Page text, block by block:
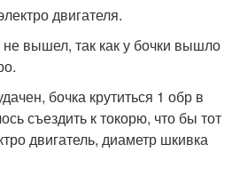
двигателя.
вышел, так как у бочки вышло
бочка крутиться 1 обр в
съездить к токорю, что бы тот
двигатель, диаметр шкивка